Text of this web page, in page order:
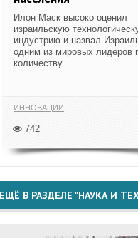
Илон Маск высоко оценил
израильскую
индустрию и назвал
одним из мировых лидеров
количеству...
ИННОВАЦИИ
742
В РАЗДЕЛЕ "НАУКА И